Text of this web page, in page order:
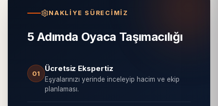
NAKLIYE SÜRECIMIZ
5 Adımda Oyaca Taşımacılığı
01
Ücretsiz Ekspertiz
Eşyalarınızı yerinde inceleyip hacim ve ekip
planlaması.